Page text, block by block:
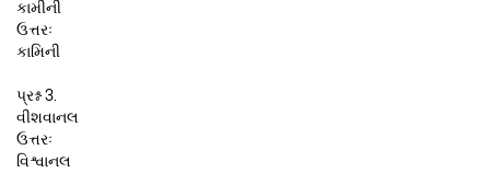
કામીની
ઉત્તરઃ
કામિની
પ્રશ્ન 3.
વીશવાનલ
ઉત્તરઃ
વિશ્વાનલ